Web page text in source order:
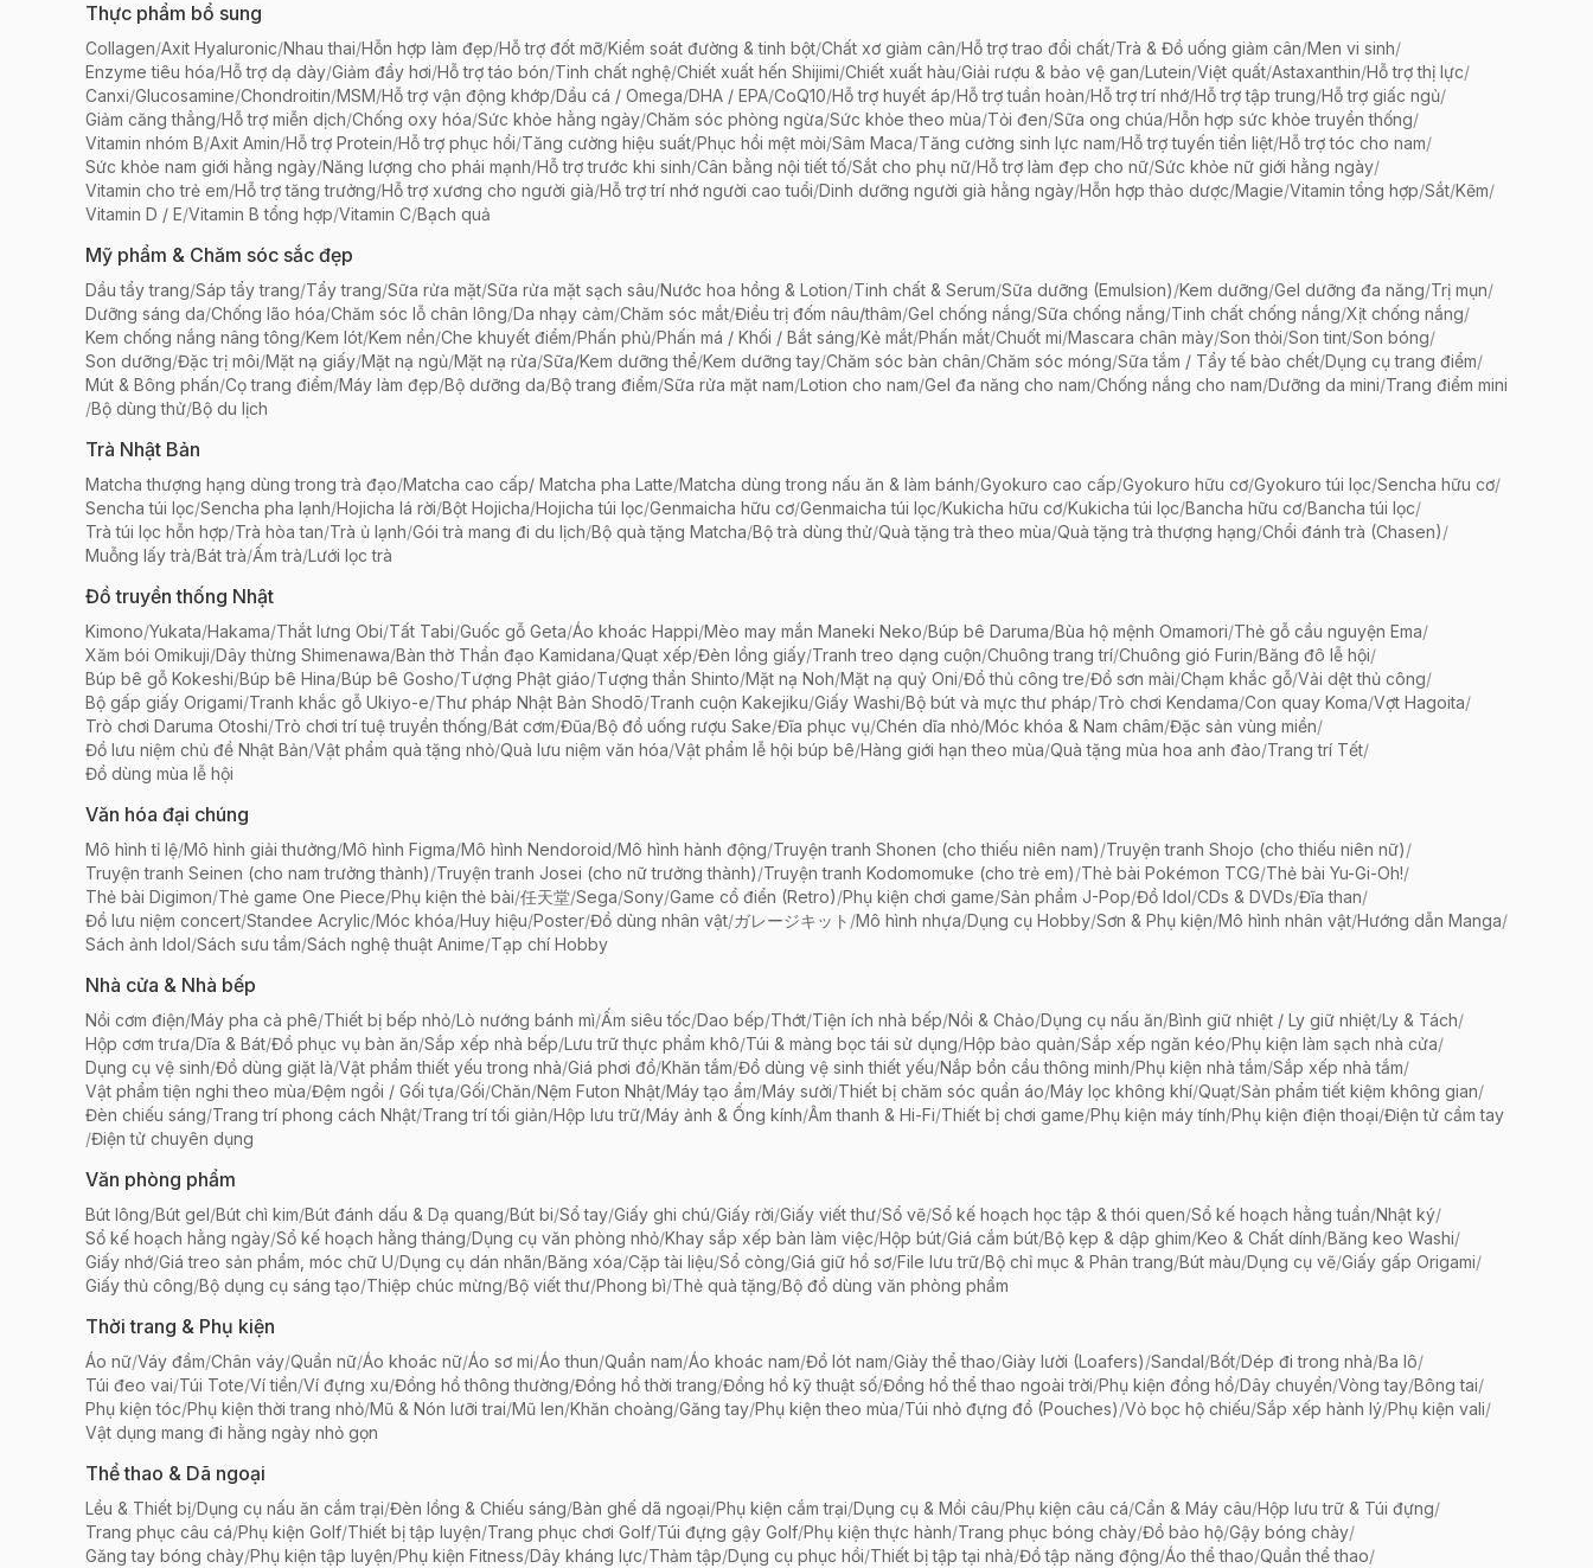
Thực phẩm bổ sung
Collagen/Axit Hyaluronic/Nhau thai/Hỗn hợp làm đẹp/Hỗ trợ đốt mỡ/Kiểm soát đường & tinh bột/Chất xơ giảm cân/Hỗ trợ trao đổi chất/Trà & Đồ uống giảm cân/Men vi sinh/
Enzyme tiêu hóa/Hỗ trợ dạ dày/Giảm đầy hơi/Hỗ trợ táo bón/Tinh chất nghệ/Chiết xuất hến Shijimi/Chiết xuất hàu/Giải rượu & bảo vệ gan/Lutein/Việt quất/Astaxanthin/Hỗ trợ thị lực/
Canxi/Glucosamine/Chondroitin/MSM/Hỗ trợ vận động khớp/Dầu cá / Omega/DHA / EPA/CoQ10/Hỗ trợ huyết áp/Hỗ trợ tuần hoàn/Hỗ trợ trí nhớ/Hỗ trợ tập trung/Hỗ trợ giấc ngủ/
Giảm căng thẳng/Hỗ trợ miễn dịch/Chống oxy hóa/Sức khỏe hằng ngày/Chăm sóc phòng ngừa/Sức khỏe theo mùa/Tỏi đen/Sữa ong chúa/Hỗn hợp sức khỏe truyền thống/
Vitamin nhóm B/Axit Amin/Hỗ trợ Protein/Hỗ trợ phục hồi/Tăng cường hiệu suất/Phục hồi mệt mỏi/Sâm Maca/Tăng cường sinh lực nam/Hỗ trợ tuyến tiền liệt/Hỗ trợ tóc cho nam/
Sức khỏe nam giới hằng ngày/Năng lượng cho phái mạnh/Hỗ trợ trước khi sinh/Cân bằng nội tiết tố/Sắt cho phụ nữ/Hỗ trợ làm đẹp cho nữ/Sức khỏe nữ giới hằng ngày/
Vitamin cho trẻ em/Hỗ trợ tăng trưởng/Hỗ trợ xương cho người già/Hỗ trợ trí nhớ người cao tuổi/Dinh dưỡng người già hằng ngày/Hỗn hợp thảo dược/Magie/Vitamin tổng hợp/Sắt/Kẽm/
Vitamin D / E/Vitamin B tổng hợp/Vitamin C/Bạch quả
Mỹ phẩm & Chăm sóc sắc đẹp
Dầu tẩy trang/Sáp tẩy trang/Tẩy trang/Sữa rửa mặt/Sữa rửa mặt sạch sâu/Nước hoa hồng & Lotion/Tinh chất & Serum/Sữa dưỡng (Emulsion)/Kem dưỡng/Gel dưỡng đa năng/Trị mụn/
Dưỡng sáng da/Chống lão hóa/Chăm sóc lỗ chân lông/Da nhạy cảm/Chăm sóc mắt/Điều trị đốm nâu/thâm/Gel chống nắng/Sữa chống nắng/Tinh chất chống nắng/Xịt chống nắng/
Kem chống nắng nâng tông/Kem lót/Kem nền/Che khuyết điểm/Phấn phủ/Phấn má / Khối / Bắt sáng/Kẻ mắt/Phấn mắt/Chuốt mi/Mascara chân mày/Son thỏi/Son tint/Son bóng/
Son dưỡng/Đặc trị môi/Mặt nạ giấy/Mặt nạ ngủ/Mặt nạ rửa/Sữa/Kem dưỡng thể/Kem dưỡng tay/Chăm sóc bàn chân/Chăm sóc móng/Sữa tắm / Tẩy tế bào chết/Dụng cụ trang điểm/
Mút & Bông phấn/Cọ trang điểm/Máy làm đẹp/Bộ dưỡng da/Bộ trang điểm/Sữa rửa mặt nam/Lotion cho nam/Gel đa năng cho nam/Chống nắng cho nam/Dưỡng da mini/Trang điểm mini
/Bộ dùng thử/Bộ du lịch
Trà Nhật Bản
Matcha thượng hạng dùng trong trà đạo/Matcha cao cấp/ Matcha pha Latte/Matcha dùng trong nấu ăn & làm bánh/Gyokuro cao cấp/Gyokuro hữu cơ/Gyokuro túi lọc/Sencha hữu cơ/
Sencha túi lọc/Sencha pha lạnh/Hojicha lá rời/Bột Hojicha/Hojicha túi lọc/Genmaicha hữu cơ/Genmaicha túi lọc/Kukicha hữu cơ/Kukicha túi lọc/Bancha hữu cơ/Bancha túi lọc/
Trà túi lọc hỗn hợp/Trà hòa tan/Trà ủ lạnh/Gói trà mang đi du lịch/Bộ quà tặng Matcha/Bộ trà dùng thử/Quà tặng trà theo mùa/Quà tặng trà thượng hạng/Chổi đánh trà (Chasen)/
Muỗng lấy trà/Bát trà/Ấm trà/Lưới lọc trà
Đồ truyền thống Nhật
Kimono/Yukata/Hakama/Thắt lưng Obi/Tất Tabi/Guốc gỗ Geta/Áo khoác Happi/Mèo may mắn Maneki Neko/Búp bê Daruma/Bùa hộ mệnh Omamori/Thẻ gỗ cầu nguyện Ema/
Xăm bói Omikuji/Dây thừng Shimenawa/Bàn thờ Thần đạo Kamidana/Quạt xếp/Đèn lồng giấy/Tranh treo dạng cuộn/Chuông trang trí/Chuông gió Furin/Băng đô lễ hội/
Búp bê gỗ Kokeshi/Búp bê Hina/Búp bê Gosho/Tượng Phật giáo/Tượng thần Shinto/Mặt nạ Noh/Mặt nạ quỷ Oni/Đồ thủ công tre/Đồ sơn mài/Chạm khắc gỗ/Vải dệt thủ công/
Bộ gấp giấy Origami/Tranh khắc gỗ Ukiyo-e/Thư pháp Nhật Bản Shodō/Tranh cuộn Kakejiku/Giấy Washi/Bộ bút và mực thư pháp/Trò chơi Kendama/Con quay Koma/Vợt Hagoita/
Trò chơi Daruma Otoshi/Trò chơi trí tuệ truyền thống/Bát cơm/Đũa/Bộ đồ uống rượu Sake/Đĩa phục vụ/Chén dĩa nhỏ/Móc khóa & Nam châm/Đặc sản vùng miền/
Đồ lưu niệm chủ đề Nhật Bản/Vật phẩm quà tặng nhỏ/Quà lưu niệm văn hóa/Vật phẩm lễ hội búp bê/Hàng giới hạn theo mùa/Quà tặng mùa hoa anh đào/Trang trí Tết/
Đồ dùng mùa lễ hội
Văn hóa đại chúng
Mô hình tỉ lệ/Mô hình giải thưởng/Mô hình Figma/Mô hình Nendoroid/Mô hình hành động/Truyện tranh Shonen (cho thiếu niên nam)/Truyện tranh Shojo (cho thiếu niên nữ)/
Truyện tranh Seinen (cho nam trưởng thành)/Truyện tranh Josei (cho nữ trưởng thành)/Truyện tranh Kodomomuke (cho trẻ em)/Thẻ bài Pokémon TCG/Thẻ bài Yu-Gi-Oh!/
Thẻ bài Digimon/Thẻ game One Piece/Phụ kiện thẻ bài/任天堂/Sega/Sony/Game cổ điển (Retro)/Phụ kiện chơi game/Sản phẩm J-Pop/Đồ Idol/CDs & DVDs/Đĩa than/
Đồ lưu niệm concert/Standee Acrylic/Móc khóa/Huy hiệu/Poster/Đồ dùng nhân vật/ガレージキット /Mô hình nhựa/Dụng cụ Hobby/Sơn & Phụ kiện/Mô hình nhân vật/Hướng dẫn Manga/
Sách ảnh Idol/Sách sưu tầm/Sách nghệ thuật Anime/Tạp chí Hobby
Nhà cửa & Nhà bếp
Nồi cơm điện/Máy pha cà phê/Thiết bị bếp nhỏ/Lò nướng bánh mì/Ấm siêu tốc/Dao bếp/Thớt/Tiện ích nhà bếp/Nồi & Chảo/Dụng cụ nấu ăn/Bình giữ nhiệt / Ly giữ nhiệt/Ly & Tách/
Hộp cơm trưa/Dĩa & Bát/Đồ phục vụ bàn ăn/Sắp xếp nhà bếp/Lưu trữ thực phẩm khô/Túi & màng bọc tái sử dụng/Hộp bảo quản/Sắp xếp ngăn kéo/Phụ kiện làm sạch nhà cửa/
Dụng cụ vệ sinh/Đồ dùng giặt là/Vật phẩm thiết yếu trong nhà/Giá phơi đồ/Khăn tắm/Đồ dùng vệ sinh thiết yếu/Nắp bồn cầu thông minh/Phụ kiện nhà tắm/Sắp xếp nhà tắm/
Vật phẩm tiện nghi theo mùa/Đệm ngồi / Gối tựa/Gối/Chăn/Nệm Futon Nhật/Máy tạo ẩm/Máy sưởi/Thiết bị chăm sóc quần áo/Máy lọc không khí/Quạt/Sản phẩm tiết kiệm không gian/
Đèn chiếu sáng/Trang trí phong cách Nhật/Trang trí tối giản/Hộp lưu trữ/Máy ảnh & Ống kính/Âm thanh & Hi-Fi/Thiết bị chơi game/Phụ kiện máy tính/Phụ kiện điện thoại/Điện tử cầm tay
/Điện tử chuyên dụng
Văn phòng phẩm
Bút lông/Bút gel/Bút chì kim/Bút đánh dấu & Dạ quang/Bút bi/Sổ tay/Giấy ghi chú/Giấy rời/Giấy viết thư/Sổ vẽ/Sổ kế hoạch học tập & thói quen/Sổ kế hoạch hằng tuần/Nhật ký/
Sổ kế hoạch hằng ngày/Sổ kế hoạch hằng tháng/Dụng cụ văn phòng nhỏ/Khay sắp xếp bàn làm việc/Hộp bút/Giá cắm bút/Bộ kẹp & dập ghim/Keo & Chất dính/Băng keo Washi/
Giấy nhớ/Giá treo sản phẩm, móc chữ U/Dụng cụ dán nhãn/Băng xóa/Cặp tài liệu/Sổ còng/Giá giữ hồ sơ/File lưu trữ/Bộ chỉ mục & Phân trang/Bút màu/Dụng cụ vẽ/Giấy gấp Origami/
Giấy thủ công/Bộ dụng cụ sáng tạo/Thiệp chúc mừng/Bộ viết thư/Phong bì/Thẻ quà tặng/Bộ đồ dùng văn phòng phẩm
Thời trang & Phụ kiện
Áo nữ/Váy đầm/Chân váy/Quần nữ/Áo khoác nữ/Áo sơ mi/Áo thun/Quần nam/Áo khoác nam/Đồ lót nam/Giày thể thao/Giày lười (Loafers)/Sandal/Bốt/Dép đi trong nhà/Ba lô/
Túi đeo vai/Túi Tote/Ví tiền/Ví đựng xu/Đồng hồ thông thường/Đồng hồ thời trang/Đồng hồ kỹ thuật số/Đồng hồ thể thao ngoài trời/Phụ kiện đồng hồ/Dây chuyền/Vòng tay/Bông tai/
Phụ kiện tóc/Phụ kiện thời trang nhỏ/Mũ & Nón lưỡi trai/Mũ len/Khăn choàng/Găng tay/Phụ kiện theo mùa/Túi nhỏ đựng đồ (Pouches)/Vỏ bọc hộ chiếu/Sắp xếp hành lý/Phụ kiện vali/
Vật dụng mang đi hằng ngày nhỏ gọn
Thể thao & Dã ngoại
Lều & Thiết bị/Dụng cụ nấu ăn cắm trại/Đèn lồng & Chiếu sáng/Bàn ghế dã ngoại/Phụ kiện cắm trại/Dụng cụ & Mồi câu/Phụ kiện câu cá/Cần & Máy câu/Hộp lưu trữ & Túi đựng/
Trang phục câu cá/Phụ kiện Golf/Thiết bị tập luyện/Trang phục chơi Golf/Túi đựng gậy Golf/Phụ kiện thực hành/Trang phục bóng chày/Đồ bảo hộ/Gậy bóng chày/
Găng tay bóng chày/Phụ kiện tập luyện/Phụ kiện Fitness/Dây kháng lực/Thảm tập/Dụng cụ phục hồi/Thiết bị tập tại nhà/Đồ tập năng động/Áo thể thao/Quần thể thao/